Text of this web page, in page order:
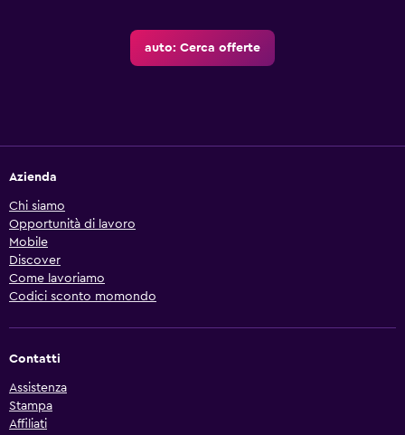
auto: Cerca offerte
Azienda
Chi siamo
Opportunità di lavoro
Mobile
Discover
Come lavoriamo
Codici sconto momondo
Contatti
Assistenza
Stampa
Affiliati